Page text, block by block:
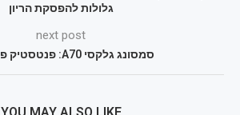
גלולות להפסקת הריון
next post
סמסונג גלקסי A70: פנטסטיק פלסטיק